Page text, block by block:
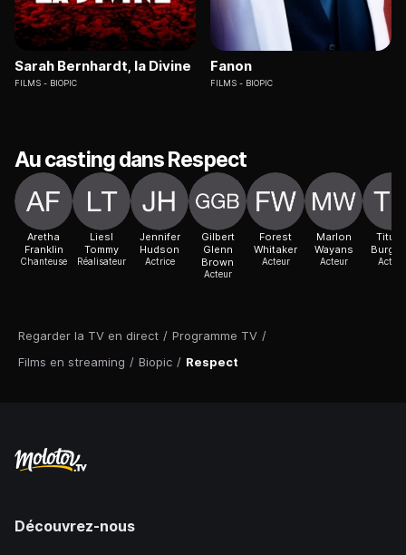
Regarder la TV en direct / Programme TV /
Films en streaming / Biopic / Respect
Sarah Bernhardt, la Divine
FILMS BIOPIC
Fanon
FILMS BIOPIC
Au casting dans Respect
Aretha
Franklin
Chanteuse
Liesl
Tommy
Réalisateur
Jennifer
Hudson
Actrice
Gilbert
Glenn
Brown
Acteur
Forest
Whitaker
Acteur
Marlon
Wayans
Acteur Acteur
Découvrez-nous